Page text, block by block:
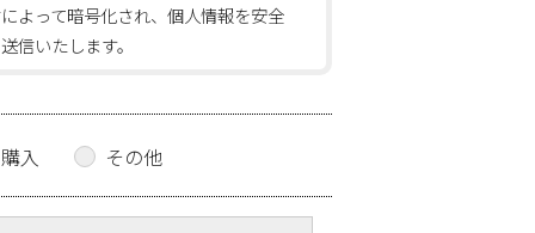
よって暗号化され、個人情報を安全
信いたします。
入 その他